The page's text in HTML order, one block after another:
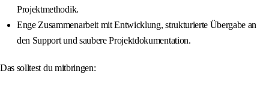
Projektmethodik.
Enge Zusammenarbeit mit Entwicklung, strukturierte Übergabe an
den Support und saubere Projektdokumentation.
Das solltest du mitbringen: